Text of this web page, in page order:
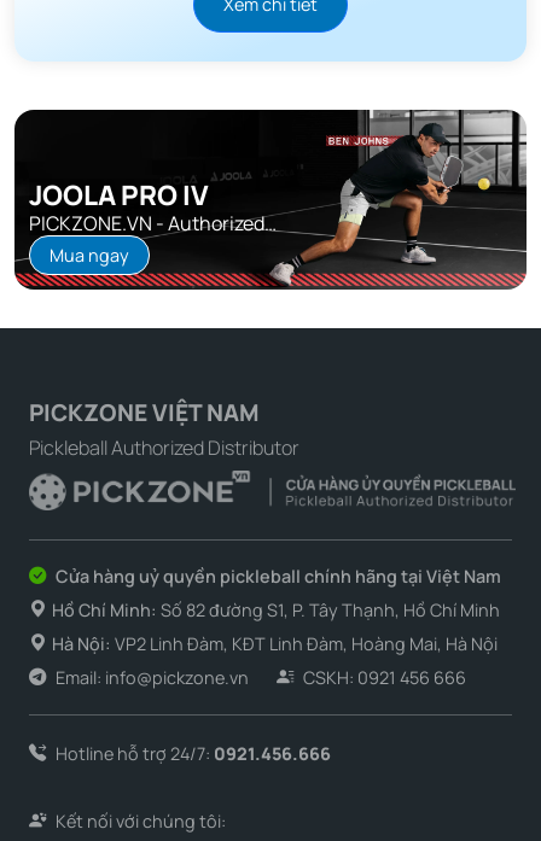
Xem chi tiết
JOOLA PRO IV
PICKZONE.VN - Authorized
Distributor
Mua ngay
PICKZONE VIỆT NAM
Pickleball Authorized Distributor
Cửa hàng uỷ quyền pickleball chính hãng tại Việt Nam
Hồ Chí Minh: Số 82 đường S1, P. Tây Thạnh, Hồ Chí Minh
Hà Nội: VP2 Linh Đàm, KĐT Linh Đàm, Hoàng Mai, Hà Nội
Email: info@pickzone.vn
CSKH: 0921 456 666
Hotline hỗ trợ 24/7: 0921.456.666
Kết nối với chúng tôi: